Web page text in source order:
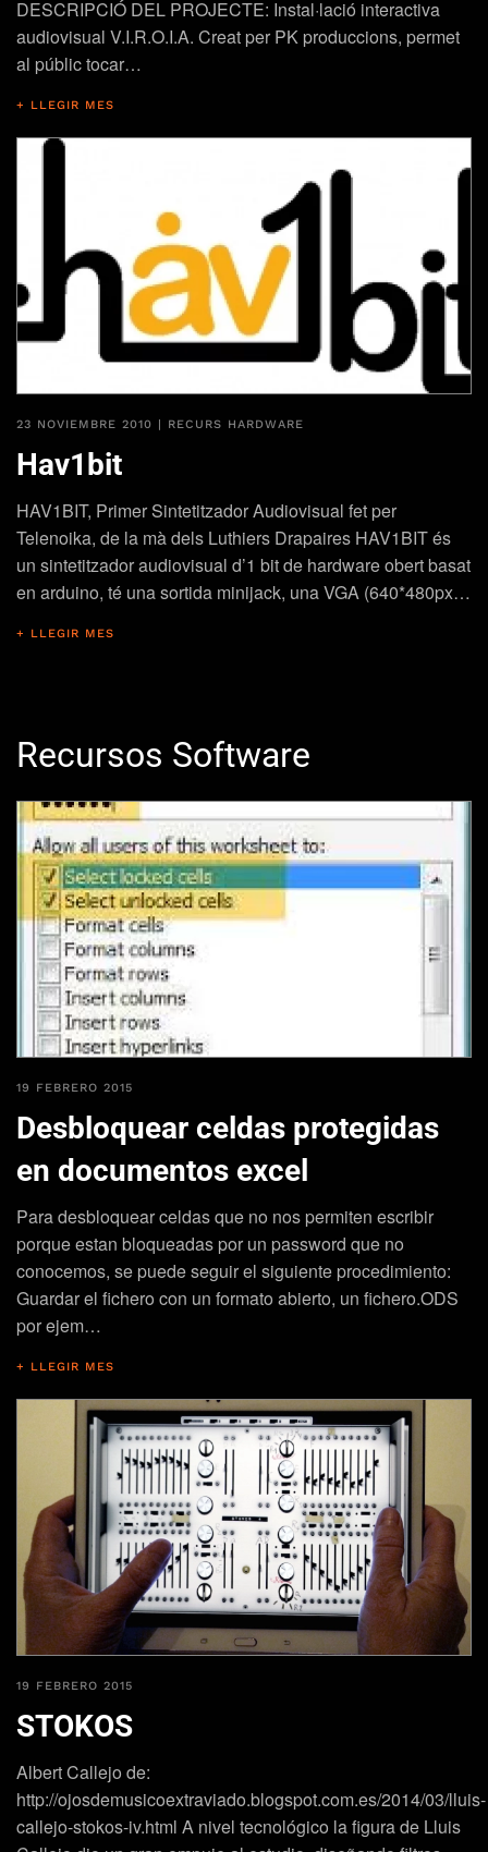
DESCRIPCIÓ DEL PROJECTE: Instal·lació interactiva
audiovisual V.I.R.O.I.A. Creat per PK produccions, permet
al públic tocar…
+ LLEGIR MES
23 NOVIEMBRE 2010 RECURS HARDWARE
Hav1bit
HAV1BIT, Primer Sintetitzador Audiovisual fet per
Telenoika, de la mà dels Luthiers Drapaires HAV1BIT és
un sintetitzador audiovisual d’1 bit de hardware obert basat
en arduino, té una sortida minijack, una VGA (640*480px…
+ LLEGIR MES
Recursos Software
19 FEBRERO 2015
Desbloquear celdas protegidas
en documentos excel
Para desbloquear celdas que no nos permiten escribir
porque estan bloqueadas por un password que no
conocemos, se puede seguir el siguiente procedimiento:
Guardar el fichero con un formato abierto, un fichero.ODS
por ejem…
+ LLEGIR MES
19 FEBRERO 2015
STOKOS
Albert Callejo de:
http://ojosdemusicoextraviado.blogspot.com.es/2014/03/lluis-
callejo-stokos-iv.html A nivel tecnológico la figura de Lluis